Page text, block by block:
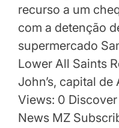
recurso a um
com a detenção
supermercado
Lower All Saints
John’s, capital
Views: 0
News MZ